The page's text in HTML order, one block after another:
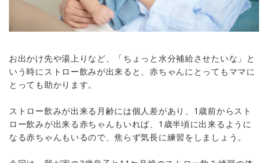
お出かけ先や湯上りなど、「ちょっと水分補給させたいな」と
いう時にストロー飲みが出来ると、赤ちゃんにとってもママに
とっても助かります。
ストロー飲みが出来る月齢には個人差があり、1歳前からスト
ロー飲みが出来る赤ちゃんもいれば、1歳半頃に出来るように
なる赤ちゃんもいるので、焦らず気長に練習をしましょう。